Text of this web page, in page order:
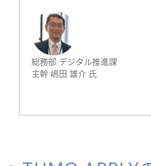
総務部 デジタル推進課
主幹 嶋田 雄介 氏